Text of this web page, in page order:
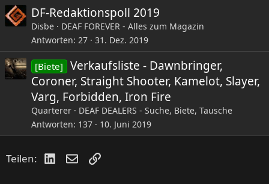
DF-Redaktionspoll 2019
Disbe
DEAF FOREVER - Alles zum Magazin
Antworten 27 31. Dez. 2019
[Biete]
Verkaufsliste - Dawnbringer,
Coroner, Straight Shooter, Kamelot, Slayer,
Varg, Forbidden, Iron Fire
Quarterer
DEAF DEALERS - Suche, Biete, Tausche
Antworten 137 10. Juni 2019
Teilen: LinkedIn
E-MailLink